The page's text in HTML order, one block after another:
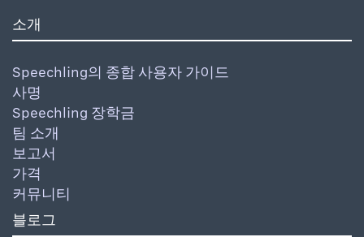
소개
Speechling의 종합 사용자 가이드
사명
Speechling 장학금
팀 소개
보고서
가격
커뮤니티
블로그